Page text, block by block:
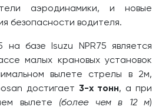
аэродинамики, и новые
безопасности водителя.
базе Isuzu NPR75 является
малых крановых установок
вылете стрелы в 2м,
достигает 3-х тонн, а при
вылете (более чем в 12 м)